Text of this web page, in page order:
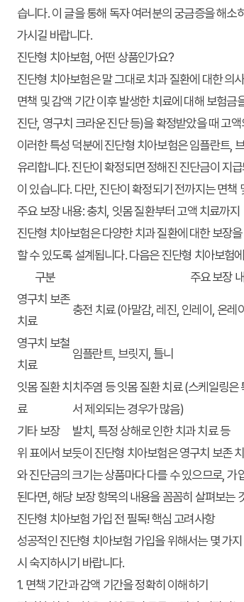
습니다. 이 글을 통해 독자 여러분의 궁금증을 해
가시길 바랍니다.
진단형 치아보험, 어떤 상품인가요?
진단형 치아보험은 말 그대로 치과 질환에 대한 의
면책 및 감액 기간 이후 발생한 치료에 대해 보험
진단, 영구치 크라운 진단 등)을 확정받았을 때 고
이러한 특성 덕분에 진단형 치아보험은 임플란트,
유리합니다. 진단이 확정되면 정해진 진단금이 지
이 있습니다. 다만, 진단이 확정되기 전까지는 면
주요 보장 내용: 충치, 잇몸 질환부터 고액 치료까지
진단형 치아보험은 다양한 치과 질환에 대한 보장
할 수 있도록 설계됩니다. 다음은 진단형 치아보험
구분
주요 보장
영구치 보존
치료
충전 치료 (아말감, 레진, 인레이, 온레
영구치 보철
치료
임플란트, 브릿지, 틀니
잇몸 질환 치
료
치주염 등 잇몸 질환 치료 (스케일링은
서 제외되는 경우가 많음)
기타 보장 발치, 특정 상해로 인한 치과 치료 등
위 표에서 보듯이 진단형 치아보험은 영구치 보존
와 진단금의 크기는 상품마다 다를 수 있으므로,
된다면, 해당 보장 항목의 내용을 꼼꼼히 살펴보는
진단형 치아보험 가입 전 필독! 핵심 고려사항
성공적인 진단형 치아보험 가입을 위해서는 몇 가
시 숙지하시기 바랍니다.
1. 면책 기간과 감액 기간을 정확히 이해하기